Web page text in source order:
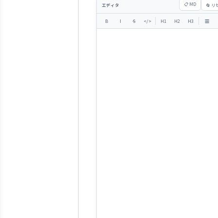
エディタ 📋 MD 🔄 リ
B I S </> H1 H2 H3 ☰